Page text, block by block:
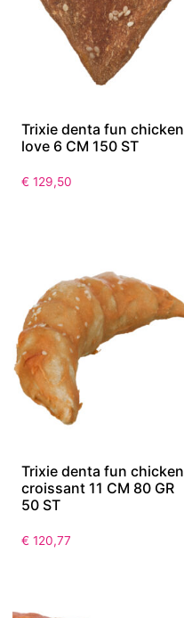
Trixie denta fun chicken
love 6 CM 150 ST
€ 129,50
Trixie denta fun chicken
croissant 11 CM 80 GR
50 ST
€ 120,77